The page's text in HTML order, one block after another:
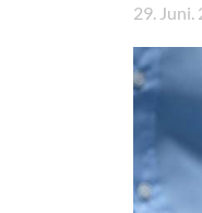
29. Juni.